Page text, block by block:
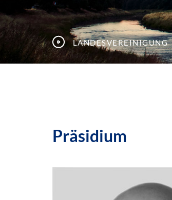
Landesvereinigung
Präsidium